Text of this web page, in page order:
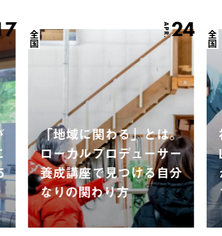
APR.24
全国
「地域に関わる」とは。
ローカルプロデューサー
養成講座で見つける自分
なりの関わり方
全国